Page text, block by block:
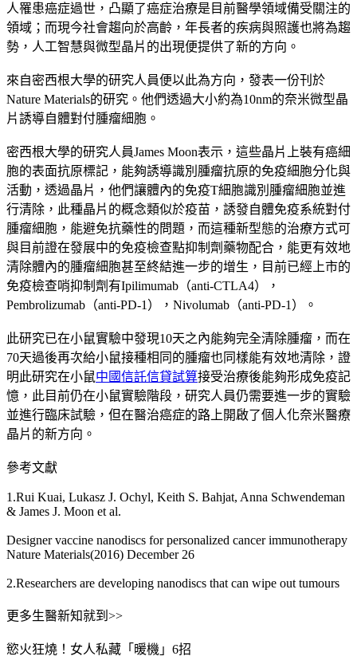
人罹患癌症過世，凸顯了癌症治療是目前醫學領域備受關注的
領域；而現今社會趨向於高齡，年長者的疾病與照護也將為趨
勢，人工智慧與微型晶片的出現便提供了新的方向。
來自密西根大學的研究人員便以此為方向，發表一份刊於
Nature Materials的研究。他們透過大小約為10nm的奈米微型晶
片誘導自體對付腫瘤細胞。
密西根大學的研究人員James Moon表示，這些晶片上裝有癌細
胞的表面抗原標記，能夠誘導識別腫瘤抗原的免疫細胞分化與
活動，透過晶片，他們讓體內的免疫T細胞識別腫瘤細胞並進
行清除，此種晶片的概念類似於疫苗，誘發自體免疫系統對付
腫瘤細胞，能避免抗藥性的問題，而這種新型態的治療方式可
與目前證在發展中的免疫檢查點抑制劑藥物配合，能更有效地
清除體內的腫瘤細胞甚至終結進一步的增生，目前已經上市的
免疫檢查哨抑制劑有Ipilimumab（anti-CTLA4），
Pembrolizumab（anti-PD-1），Nivolumab（anti-PD-1）。
此研究已在小鼠實驗中發現10天之內能夠完全清除腫瘤，而在
70天過後再次給小鼠接種相同的腫瘤也同樣能有效地清除，證
明此研究在小鼠中國信託信貸試算接受治療後能夠形成免疫記
憶，此目前仍在小鼠實驗階段，研究人員仍需要進一步的實驗
並進行臨床試驗，但在醫治癌症的路上開啟了個人化奈米醫療
晶片的新方向。
參考文獻
1.Rui Kuai, Lukasz J. Ochyl, Keith S. Bahjat, Anna Schwendeman
& James J. Moon et al.
Designer vaccine nanodiscs for personalized cancer immunotherapy
Nature Materials(2016) December 26
2.Researchers are developing nanodiscs that can wipe out tumours
更多生醫新知就到>>
慾火狂燒！女人私藏「暖機」6招